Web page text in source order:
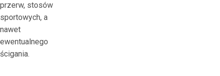
przerw, stosów
sportowych, a
nawet
ewentualnego
ścigania.